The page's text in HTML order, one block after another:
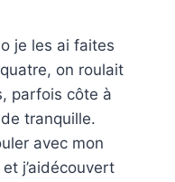
je les ai faites
on roulait
parfois côte à
tranquille.
avec mon
j’aidécouvert